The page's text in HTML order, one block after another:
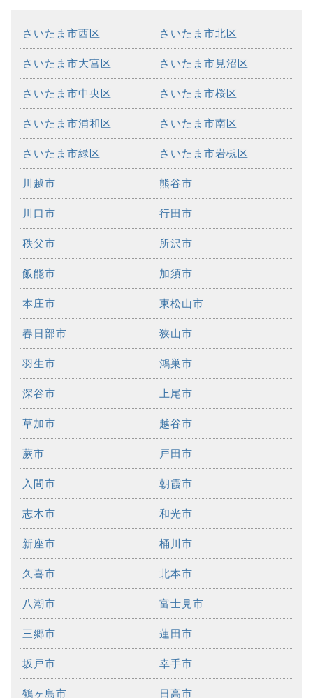
さいたま市西区 さいたま市北区
さいたま市大宮区 さいたま市見沼区
さいたま市中央区 さいたま市桜区
さいたま市浦和区 さいたま市南区
さいたま市緑区 さいたま市岩槻区
川越市 熊谷市
川口市 行田市
秩父市 所沢市
飯能市 加須市
本庄市 東松山市
春日部市 狭山市
羽生市 鴻巣市
深谷市 上尾市
草加市 越谷市
蕨市 戸田市
入間市 朝霞市
志木市 和光市
新座市 桶川市
久喜市 北本市
八潮市 富士見市
三郷市 蓮田市
坂戸市 幸手市
鶴ヶ島市 日高市